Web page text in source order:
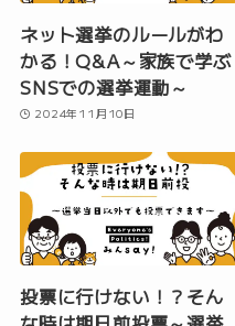
ネット選挙のルールがわ
かる！Q&A～家族で学ぶ
SNSでの選挙運動～
2024年11月10日
投票に行けない！？そん